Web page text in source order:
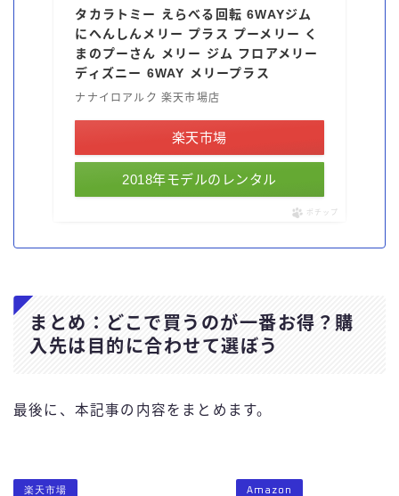
タカラトミー えらべる回転 6WAYジム
にへんしんメリー プラス プーメリー く
まのプーさん メリー ジム フロアメリー
ディズニー 6WAY メリープラス
ナナイロアルク 楽天市場店
楽天市場
2018年モデルのレンタル
ポチップ
まとめ：どこで買うのが一番お得？購
入先は目的に合わせて選ぼう
最後に、本記事の内容をまとめます。
楽天市場 Amazon